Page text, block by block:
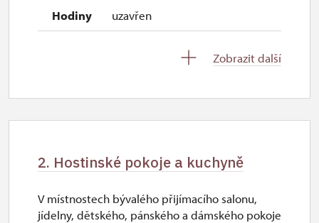
uzavřen
1. 1.-31. 3.
Zobrazit další
2. Hostinské pokoje a kuchyně
V místnostech bývalého přijímacího salonu,
jídelny, dětského, pánského a dámského pokoje